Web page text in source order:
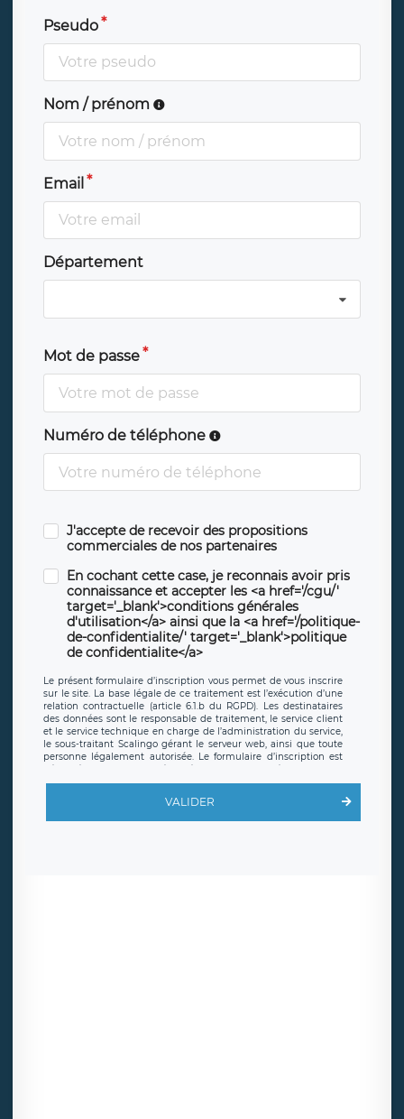
Pseudo
Nom / prénom
Email
Département
Mot de passe
Numéro de téléphone
J'accepte de recevoir des propositions
commerciales de nos partenaires
En cochant cette case, je reconnais avoir pris
connaissance et accepter les <a href='/cgu/'
target='_blank'>conditions générales
d'utilisation</a> ainsi que la <a href='/politique-
de-confidentialite/' target='_blank'>politique
de confidentialite</a>
Le présent formulaire d’inscription vous permet de vous inscrire
sur le site. La base légale de ce traitement est l’exécution d’une
relation contractuelle (article 6.1.b du RGPD). Les destinataires
des données sont le responsable de traitement, le service client
et le service technique en charge de l’administration du service,
le sous-traitant Scalingo gérant le serveur web, ainsi que toute
personne légalement autorisée. Le formulaire d’inscription est
offrant desclauses de protection conformes au RGPD. Les
en sollicite la suppression, étant entendu que vous pouvez
demander la suppression de vos données et retirer votre
VALIDER